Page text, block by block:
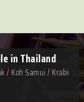
in Thailand
/Koh Samui/Krabi